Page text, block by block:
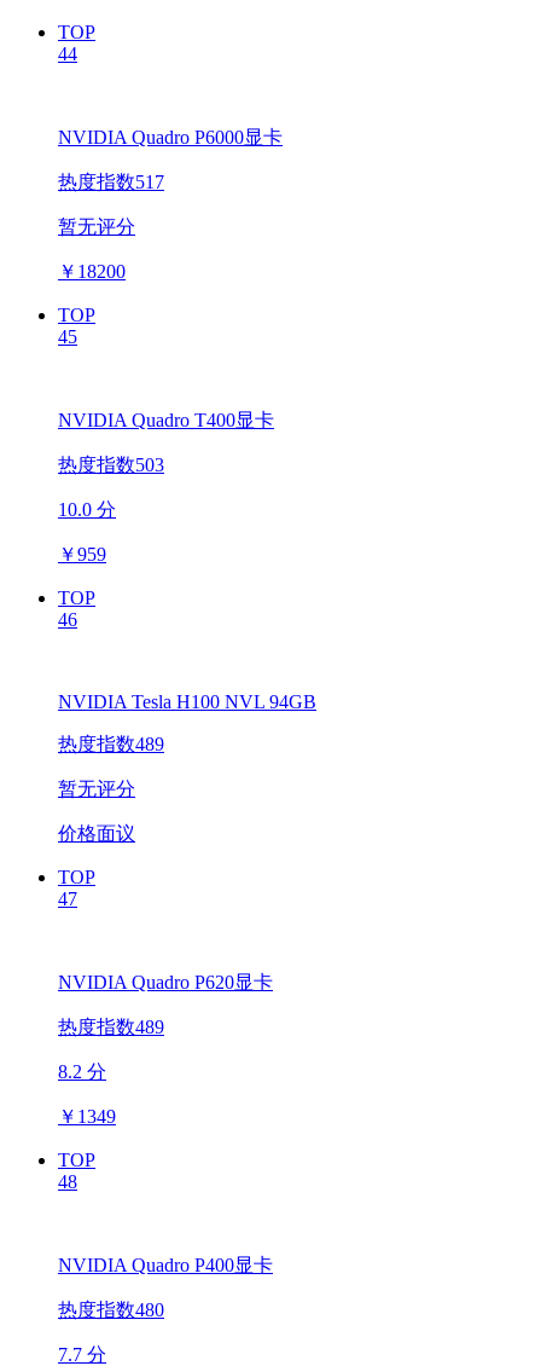
TOP
44
NVIDIA Quadro P6000显卡
热度指数517
暂无评分
￥ 18200
TOP
45
NVIDIA Quadro T400显卡
热度指数503
10.0 分
￥959
TOP
46
NVIDIA Tesla H100 NVL 94GB
热度指数489
暂无评分
价格面议
TOP
47
NVIDIA Quadro P620显卡
热度指数489
8.2 分
￥ 1349
TOP
48
NVIDIA Quadro P400显卡
热度指数480
7.7 分